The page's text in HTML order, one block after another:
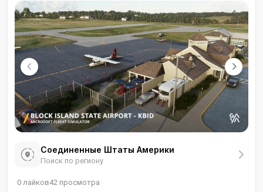
Соединенные Штаты Америки
Поиск по региону
0 лайков42 просмотра